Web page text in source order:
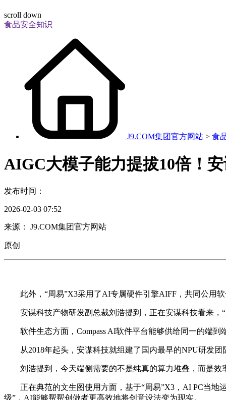
scroll down
食品安全知识
J9.COM集团官方网站 > 食
AIGC大模子能力提拔10倍！
发布时间：
2026-02-03 07:52
来源： J9.COM集团官方网站
原创
此外，“周易”X3采用了AI专属硬件引擎AIFF，共同公用软
安谋科技产物研发副总裁刘浩提到，正在安谋科技看来，“
软件生态方面，Compass AI软件平台能够供给同一的端到
从2018年起头，安谋科技就组建了国内最早的NPU研发团
刘浩提到，今天端侧需要的不是纯真的算力堆叠，而是效
正在典范的文生图使用方面，基于“周易”X3，AI PC当地运
级”，AI能够帮帮创做者更高效地将创意设法变为现实。